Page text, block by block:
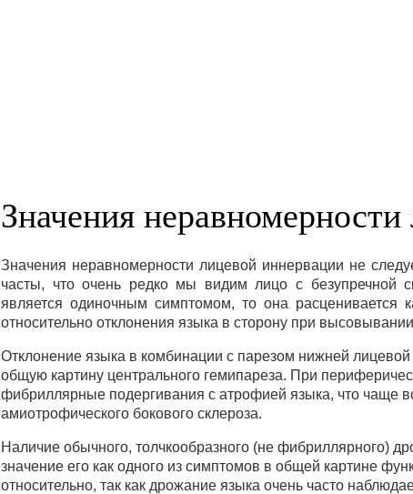
Значения
Значения неравномерности лицевой иннервации не
часты, что очень редко мы видим лицо с безупречной
является одиночным симптомом, то она расценивается
относительно отклонения языка в сторону при
Отклонение языка в комбинации с парезом нижней
общую картину центрального гемипареза. При
фибриллярные подергивания с атрофией языка, что чаще
амиотрофического бокового склероза.
Наличие обычного, толчкообразного (не фибриллярного)
значение его как одного из симптомов в общей картине
относительно, так как дрожание языка очень часто